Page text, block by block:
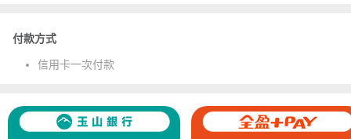
付款方式
信用卡一次付款